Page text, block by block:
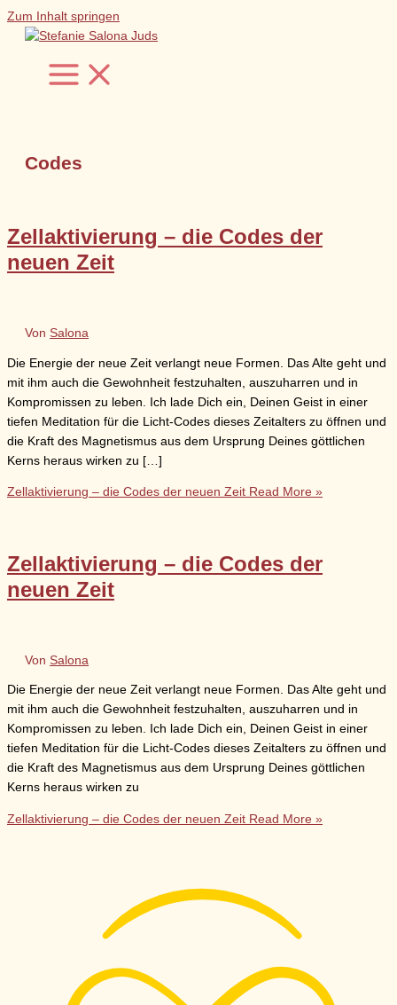
Zum Inhalt springen
Codes
Zellaktivierung – die Codes der
neuen Zeit
Von Salona
Die Energie der neue Zeit verlangt neue Formen. Das Alte geht und
mit ihm auch die Gewohnheit festzuhalten, auszuharren und in
Kompromissen zu leben. Ich lade Dich ein, Deinen Geist in einer
tiefen Meditation für die Licht-Codes dieses Zeitalters zu öffnen und
die Kraft des Magnetismus aus dem Ursprung Deines göttlichen
Kerns heraus wirken zu […]
Zellaktivierung – die Codes der neuen Zeit Read More »
Zellaktivierung – die Codes der
neuen Zeit
Von Salona
Die Energie der neue Zeit verlangt neue Formen. Das Alte geht und
mit ihm auch die Gewohnheit festzuhalten, auszuharren und in
Kompromissen zu leben. Ich lade Dich ein, Deinen Geist in einer
tiefen Meditation für die Licht-Codes dieses Zeitalters zu öffnen und
die Kraft des Magnetismus aus dem Ursprung Deines göttlichen
Kerns heraus wirken zu
Zellaktivierung – die Codes der neuen Zeit Read More »